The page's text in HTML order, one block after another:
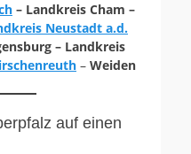
– Landkreis Cham –
Neustadt a.d.
– Landkreis
– Weiden
auf einen